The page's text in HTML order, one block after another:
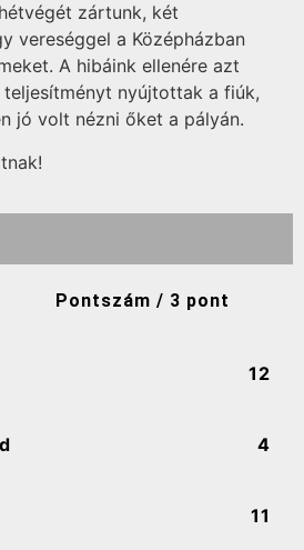
zártunk, két
vereséggel a Középházban
A hibáink ellenére azt
nyújtottak a fiúk,
jó volt nézni őket a pályán.
Pontszám / 3 pont
12
4
11